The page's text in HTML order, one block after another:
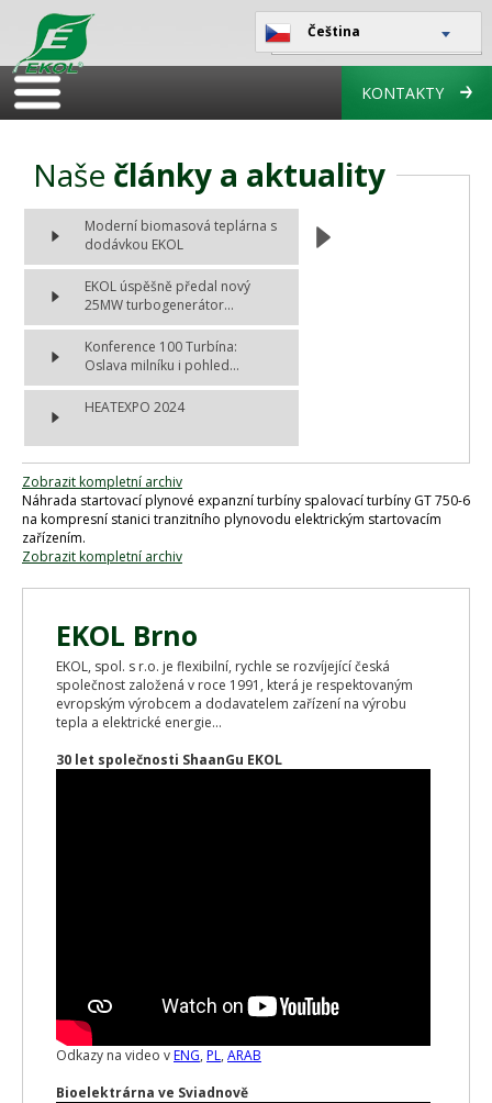
Čeština
KONTAKTY
Naše články a aktuality
Moderní biomasová teplárna s
dodávkou EKOL
EKOL úspěšně předal nový
25MW turbogenerátor...
Konference 100 Turbína:
Oslava milníku i pohled...
HEATEXPO 2024
Zobrazit kompletní archiv
Náhrada startovací plynové expanzní turbíny spalovací turbíny GT 750-6
na kompresní stanici tranzitního plynovodu elektrickým startovacím
zařízením.
Zobrazit kompletní archiv
EKOL Brno
EKOL, spol. s r.o. je flexibilní, rychle se rozvíjející česká
společnost založená v roce 1991, která je respektovaným
evropským výrobcem a dodavatelem zařízení na výrobu
tepla a elektrické energie...
30 let společnosti ShaanGu EKOL
Odkazy na video vENG, PL, ARAB
Bioelektrárna ve Sviadnově